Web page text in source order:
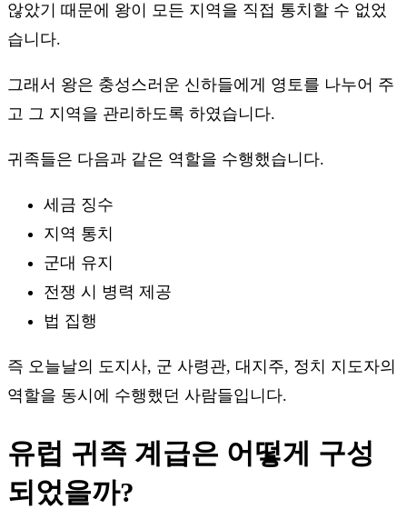
않았기 때문에 왕이 모든 지역을 직접 통치할 수 없었
습니다.
그래서 왕은 충성스러운 신하들에게 영토를 나누어 주
고 그 지역을 관리하도록 하였습니다.
귀족들은 다음과 같은 역할을 수행했습니다.
세금 징수
지역 통치
군대 유지
전쟁 시 병력 제공
법 집행
즉 오늘날의 도지사, 군 사령관, 대지주, 정치 지도자의
역할을 동시에 수행했던 사람들입니다.
유럽 귀족 계급은 어떻게 구성
되었을까?